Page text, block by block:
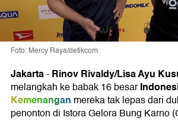
Foto: Mercy Raya/detikcom
Jakarta-Rinov Rivaldy/Lisa Ayu
melangkah ke babak 16 besar
Kemenangan mereka tak lepas dari
penonton di Istora Gelora Bung Karno